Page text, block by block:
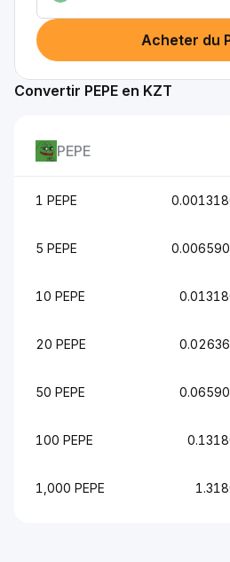
Acheter du
Convertir PEPE en KZT
PEPE
1 PEPE
5 PEPE
10 PEPE
20 PEPE
50 PEPE
100 PEPE
1,000 PEPE